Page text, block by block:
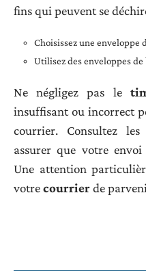
fins qui peuvent se
Choisissez une enveloppe
Utilisez des enveloppes
Ne négligez pas le
insuffisant ou incorrect
courrier. Consultez
assurer que votre
Une attention
votrecourrierde